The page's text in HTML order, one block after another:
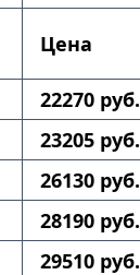
Цена
22270 руб.
23205 руб.
26130 руб.
28190 руб.
29510 руб.